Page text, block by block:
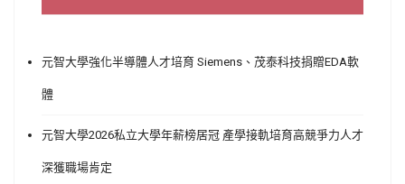
元智大學強化半導體人才培育 Siemens、茂泰科技捐贈EDA軟
體
元智大學2026私立大學年薪榜居冠 產學接軌培育高競爭力人才
深獲職場肯定